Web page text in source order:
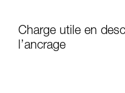
Charge utile en
l’ancrage